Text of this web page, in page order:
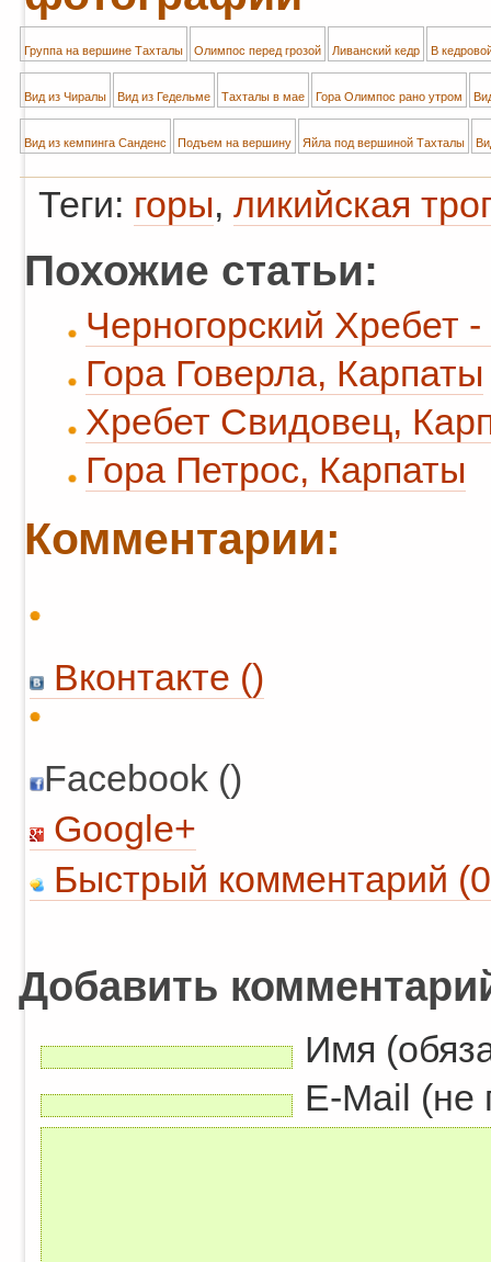
Группа на вершине Тахталы Олимпос перед грозой Ливанский кедр В
Вид из Чиралы Вид из Гедельме Тахталы в мае Гора Олимпос рано утром
Вид из кемпинга Санденс Подъем на вершину Яйла под вершиной Тахталы
Теги: горы, ликийская
Похожие статьи:
Черногорский Хребет
Гора Говерла, Карпаты
Хребет Свидовец,
Гора Петрос, Карпаты
Комментарии:
Вконтакте ()
Facebook ()
Google+
Быстрый комментарий
Добавить
Имя
E-Mail (не